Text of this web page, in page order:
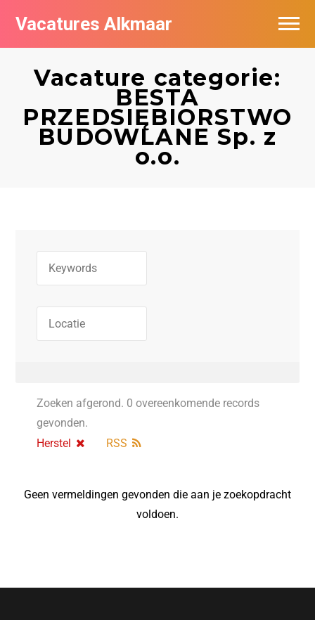
Vacatures Alkmaar
Vacature categorie:
BESTA
PRZEDSIĘBIORSTWO
BUDOWLANE Sp. z
o.o.
Zoeken afgerond. 0 overeenkomende records
gevonden.
Herstel
RSS
Geen vermeldingen gevonden die aan je zoekopdracht
voldoen.
Vacatures per bedrijf
Nieuwsbrief feed